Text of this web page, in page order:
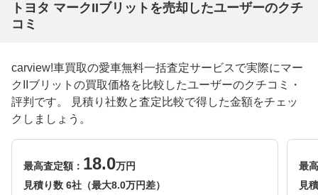
トヨタ マークIIブリットを売却したユーザーのクチ
コミ
carview!車買取の愛車無料一括査定サービスで実際にマー
クIIブリットの買取価格を比較したユーザーのクチコミ・
評判です。 見積り社数と査定比較で得した金額をチェッ
クしましょう。
最高査定額： 18.0万円
見積り数 6社（最大8.0万円差）
最
見